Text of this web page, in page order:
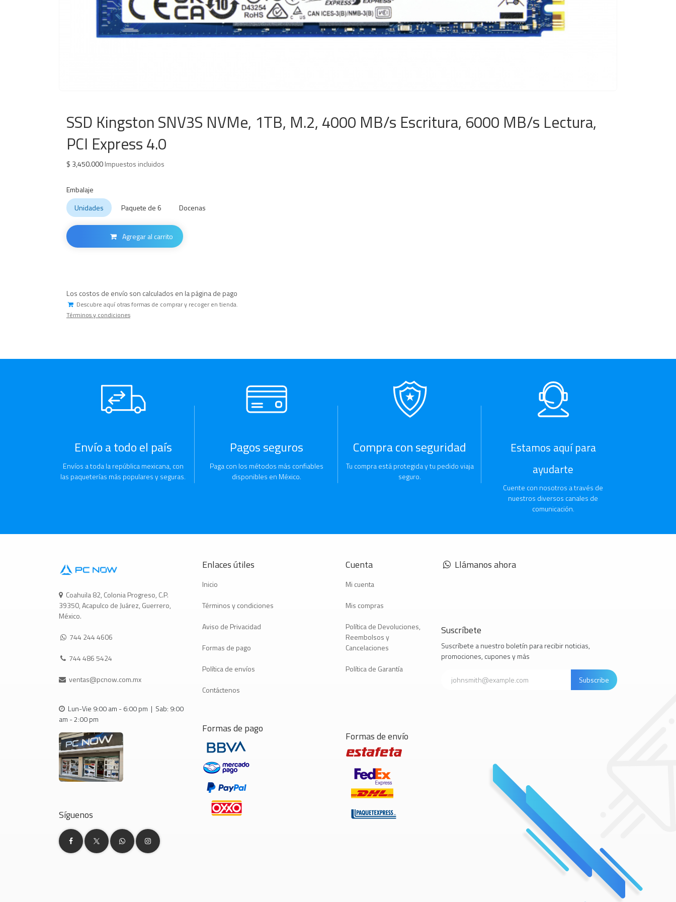
SSD Kingston SNV3S NVMe, 1TB, M.2, 4000 MB/s Escritura, 6000 MB/s Lectura,
PCI Express 4.0
$ 3,450.000Impuestos incluidos
Embalaje
Unidades
Paquete de 6 Docenas
Agregar al carrito
Los costos de envío son calculados en la página de pago
Descubre aquí otras formas de comprar y recoger en tienda.
Términos y condiciones
Envío a todo el país
Envíos a toda la república mexicana, con
las paqueterías más populares y seguras.
Pagos seguros
Paga con los métodos más confiables
disponibles en México.
Compra con seguridad
Tu compra está protegida y tu pedido viaja
seguro.
Estamos aquí para
ayudarte
Cuente con nosotros a través de
nuestros diversos canales de
comunicación.
Coahuila 82, Colonia Progreso, C.P.
39350, Acapulco de Juárez, Guerrero,
México.
744 244 4606
744 486 5424
ventas@pcnow.com.mx
Lun-Vie 9:00 am - 6:00 pm | Sab: 9:00
am - 2:00 pm
Síguenos
Enlaces útiles
Inicio
Términos y condiciones
Aviso de Privacidad
Formas de pago
Política de envíos
Contáctenos
Formas de pago
Cuenta
Mi cuenta
Mis compras
Política de Devoluciones,
Reembolsos y
Cancelaciones
Política de Garantía
Formas de envío
Llámanos ahora
Suscríbete
Suscríbete a nuestro boletín para recibir noticias,
promociones, cupones y más
Subscribe